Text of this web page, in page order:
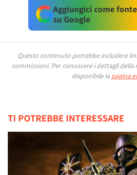
Aggiungici come
su Google
Questo contenuto potrebbe includere
commissioni. Per conoscere i dettagli
disponibile la pagina
TI POTREBBE INTERESSARE